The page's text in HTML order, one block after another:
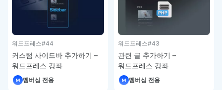
워드프레스#44
커스텀 사이드바 추가하기 –
워드프레스 강좌
멤버십 전용
워드프레스#43
관련 글 추가하기 –
워드프레스 강좌
멤버십 전용